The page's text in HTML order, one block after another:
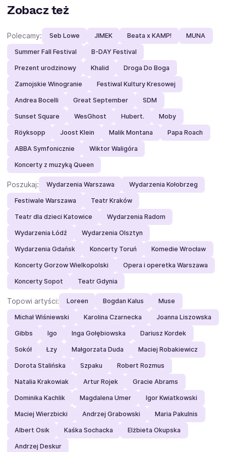
Zobacz też
Polecamy: Seb Lowe JIMEK Beata x KAMP! MUNA
Summer Fall Festival B-DAY Festival
Prezent urodzinowy Khalid Droga Do Boga
Zamojskie Winogranie Festiwal Kultury Kresowej
Andrea Bocelli Great September SDM
Sunset Square WesGhost Hubert. Moby
Röyksopp Joost Klein Malik Montana Papa Roach
ABBA Symfonicznie Wiktor Waligóra
Koncerty z muzyką Queen
Poszukaj: Wydarzenia Warszawa Wydarzenia Kołobrzeg
Festiwale Warszawa Teatr Kraków
Teatr dla dzieci Katowice Wydarzenia Radom
Wydarzenia Łódź Wydarzenia Olsztyn
Wydarzenia Gdańsk Koncerty Toruń Komedie Wrocław
Koncerty Gorzow Wielkopolski Opera i operetka Warszawa
Koncerty Sopot Teatr Gdynia
Topowi artyści: Loreen Bogdan Kalus Muse
Michał Wiśniewski Karolina Czarnecka Joanna Liszowska
Gibbs Igo Inga Gołębiowska Dariusz Kordek
Sokół Łzy Małgorzata Duda Maciej Robakiewicz
Dorota Stalińska Szpaku Robert Rozmus
Natalia Krakowiak Artur Rojek Gracie Abrams
Dominika Kachlik Magdalena Umer Igor Kwiatkowski
Maciej Wierzbicki Andrzej Grabowski Maria Pakulnis
Albert Osik Kaśka Sochacka Elżbieta Okupska
Andrzej Deskur